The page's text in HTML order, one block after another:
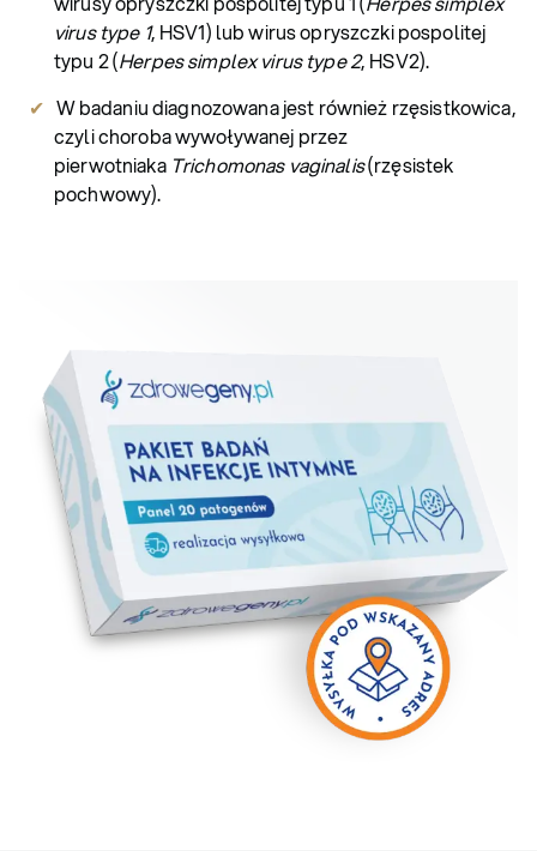
virus type 1, HSV1) lub wirus opryszczki pospolitej
typu 2 (Herpes simplex virus type 2, HSV2).
W badaniu diagnozowana jest również rzęsistkowica,
czyli choroba wywoływanej przez
pierwotniaka Trichomonas vaginalis(rzęsistek
pochwowy).